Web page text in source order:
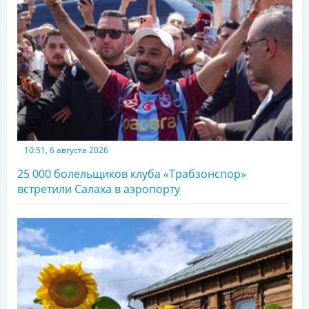
10:51, 6 августа 2026
25 000 болельщиков клуба «Трабзонспор»
встретили Салаха в аэропорту